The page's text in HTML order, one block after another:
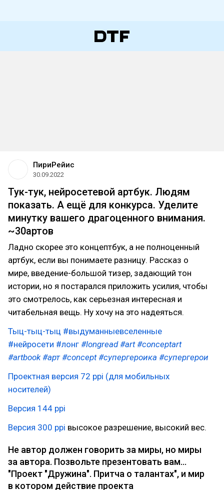
ПириРейис
30.09.2022
Тук-тук, нейросетевой артбук. Людям
показать. А ещё для конкурса. Уделите
минутку вашего драгоценного внимания.
~30артов
Ладно скорее это концептбук, а не полноценный
артбук, если вы понимаете разницу. Рассказ о
мире, введение-большой тизер, задающий тон
истории, но я постарался приложить усилия, чтобы
это смотрелось, как серьезная интересная и
читабельная вещь. Ну хочу на это надеяться.
Тыц-тыц-тыц #выдуманныевселенные
#нейросети #лонг #longread #art #conceptart
#artbook #арт #concept #супергероика #супергерои
Проектная версия 72 ppi (для мобильных
носителей)
Версия 144 ppi
Версия 300 ppi высокое разрешение, высокий вес.
Не автор должен говорить за миры, но миры
за автора. Позвольте презентовать вам...
"Проект "Дружина". Притча о талантах", и мир
в котором действие проекта